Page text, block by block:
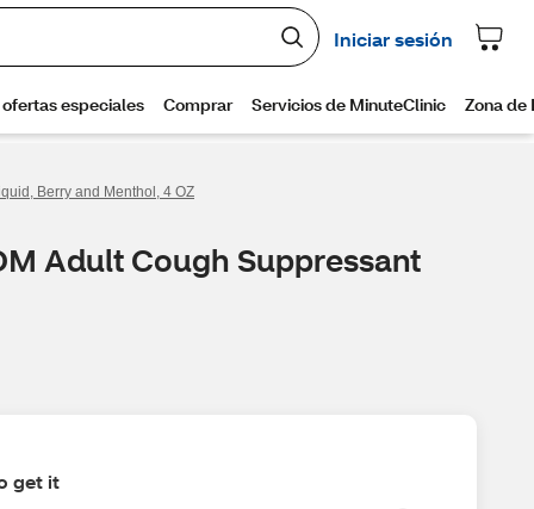
Berry and Menthol, 4 OZ
Adult Cough Suppressant
get it